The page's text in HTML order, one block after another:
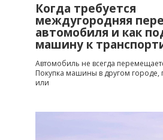
Когда требуется
междугородняя
автомобиля и как
машину к
Автомобиль не всегда
Покупка машины в другом городе,
или